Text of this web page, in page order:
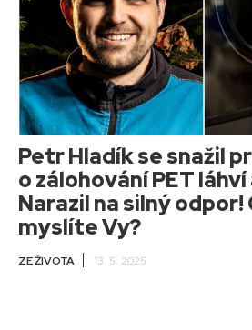
Petr Hladík se snažil
o zálohování PET
Narazil na silný odpor!
myslíte Vy?
ZE ŽIVOTA 13. 5. 2025